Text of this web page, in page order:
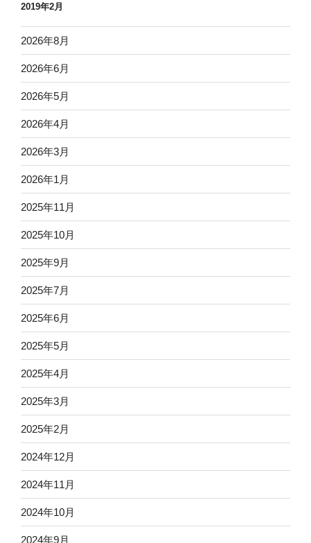
2019年2月
2026年8月
2026年6月
2026年5月
2026年4月
2026年3月
2026年1月
2025年11月
2025年10月
2025年9月
2025年7月
2025年6月
2025年5月
2025年4月
2025年3月
2025年2月
2024年12月
2024年11月
2024年10月
2024年9月